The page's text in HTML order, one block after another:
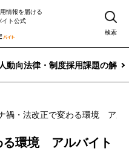
情報を届ける
イト公式
検索
動向法律・制度採用課題の解決
禍・法改正で変わる環境 アル
る環境 アルバイト